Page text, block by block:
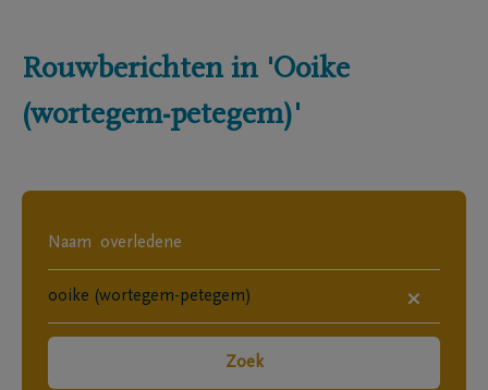
Rouwberichten in 'Ooike
(wortegem-petegem)'
×
Zoek